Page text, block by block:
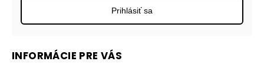
INFORMÁCIE PRE VÁS
Prihlásiť sa